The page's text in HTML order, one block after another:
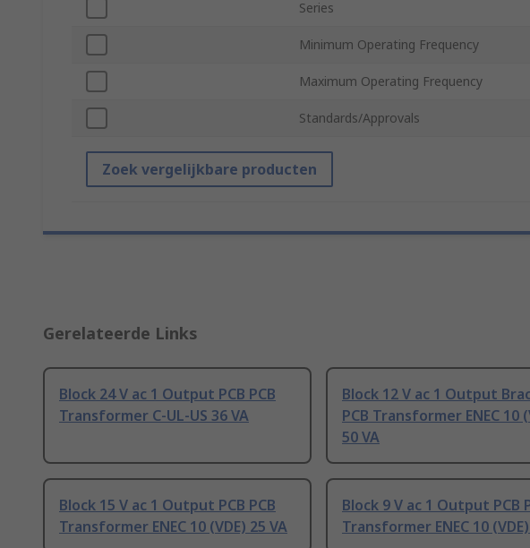
Series
Minimum Operating Frequency
Maximum Operating Frequency
Standards/Approvals
Zoek vergelijkbare producten
Gerelateerde Links
Block 24 V ac 1 Output PCB PCB
Transformer C-UL-US 36 VA
Block 12 V ac 1 Output
PCB Transformer ENEC 10
50 VA
Block 15 V ac 1 Output PCB PCB
Transformer ENEC 10 (VDE) 25 VA
Block 9 V ac 1 Output PCB
Transformer ENEC 10